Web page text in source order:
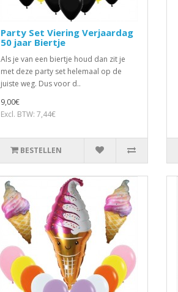
Party Set Viering Verjaardag
50 jaar Biertje
Als je van een biertje houd dan zit je
met deze party set helemaal op de
juiste weg. Dus voor d..
9,00€
Excl. BTW: 7,44€
BESTELLEN